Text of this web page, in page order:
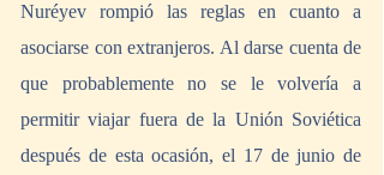
Nuréyev rompió las reglas en cuanto a
asociarse con extranjeros. Al darse cuenta de
que probablemente no se le volvería a
permitir viajar fuera de la Unión Soviética
después de esta ocasión, el 17 de junio de